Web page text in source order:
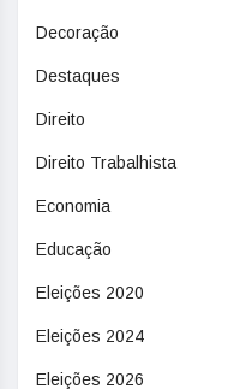
Decoração
Destaques
Direito
Direito Trabalhista
Economia
Educação
Eleições 2020
Eleições 2024
Eleições 2026